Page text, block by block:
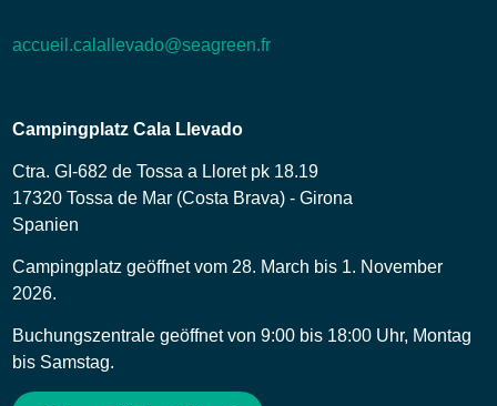
accueil.calallevado@seagreen.fr
Campingplatz Cala Llevado
Ctra. GI-682 de Tossa a Lloret pk 18.19
17320 Tossa de Mar (Costa Brava) - Girona
Spanien
Campingplatz geöffnet vom 28. March bis 1. November
2026.
Buchungszentrale geöffnet von 9:00 bis 18:00 Uhr, Montag
bis Samstag.